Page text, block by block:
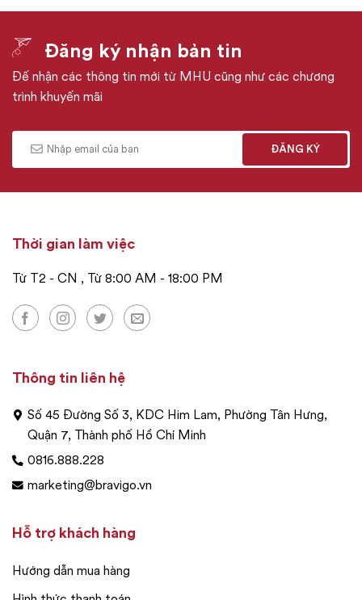
Đăng ký nhận bản tin
Đế nhận các thông tin mới từ MHU cũng như các chương
trình khuyến mãi
Thời gian làm việc
Từ T2 - CN , Từ 8:00 AM - 18:00 PM
Thông tin liên hệ
Số 45 Đường Số 3, KDC Him Lam, Phường Tân Hưng,
Quận 7, Thành phố Hồ Chí Minh
0816.888.228
marketing@bravigo.vn
Hỗ trợ khách hàng
Hướng dẫn mua hàng